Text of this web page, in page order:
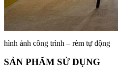
hình ảnh công trình – rèm tự động
SẢN PHẨM SỬ DỤNG